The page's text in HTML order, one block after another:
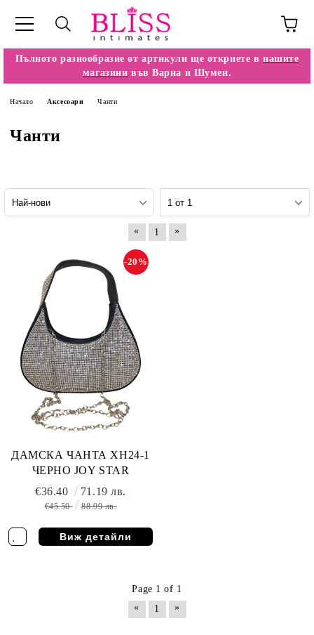
Пълното разнообразие от артикули ще откриете в нашите
магазини във Варна и Шумен.
Начало Аксесоари Чанти
Чанти
« 1 »
ДАМСКА ЧАНТА XH24-1
ЧЕРНО JOY STAR
-20%
€36.40 71.19 лв.
€45.50 88.99 лв.
Виж детайли
Page 1 of 1
«
1 »